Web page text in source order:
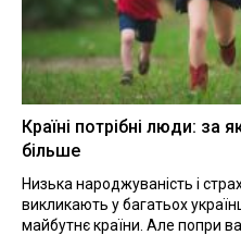
Країні потрібні люди: за
більше
Низька народжуваність і
викликають у багатьох
майбутнє країни. Але попри